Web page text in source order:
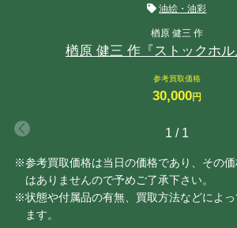
油絵・油彩
楢原 健三 作
楢原 健三 作『ストックホル
参考買取価格
30,000円
1 / 1
※参考買取価格は当日の価格であり、その
はありませんので予めご了承下さい。
※状態や付属品の有無、買取方法などによ
ます。